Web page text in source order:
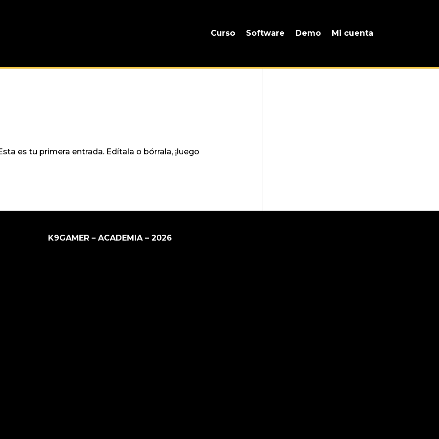
Curso Software Demo Mi cuenta
es tu primera entrada. Edítala o bórrala, ¡luego
K9GAMER – ACADEMIA – 2026